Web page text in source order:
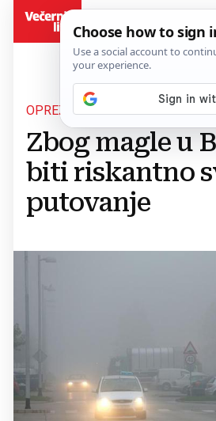
OPREZNO VOZITE
Zbog magle u
biti riskantno
putovanje